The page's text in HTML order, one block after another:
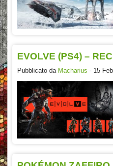
EVOLVE (PS4) –
Pubblicato da Macharius - 15